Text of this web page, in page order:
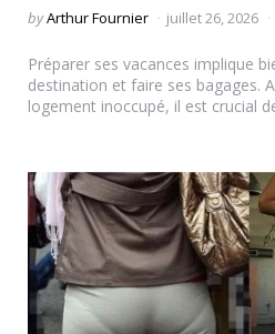
Posted
byArthur Fournier juillet 26, 2026
Préparer ses vacances implique
destination et faire ses bagages.
logement inoccupé, il est crucial